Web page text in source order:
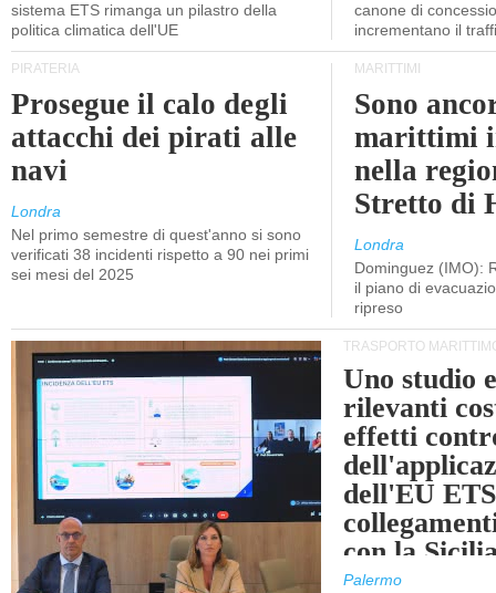
sistema ETS rimanga un pilastro della
politica climatica dell'UE
canone di
incrementano il
PIRATERIA
Prosegue il calo degli
attacchi dei pirati alle
navi
Londra
Nel primo semestre di quest'anno si sono
verificati 38 incidenti rispetto a 90 nei primi
sei mesi del 2025
MARITTIMI
Sono
marittimi
nella
Stretto di
Londra
Dominguez (IMO):
il piano di
ripreso
TRASPORTO
Uno studio
rilevanti
effetti
dell'EU
con la
Palermo